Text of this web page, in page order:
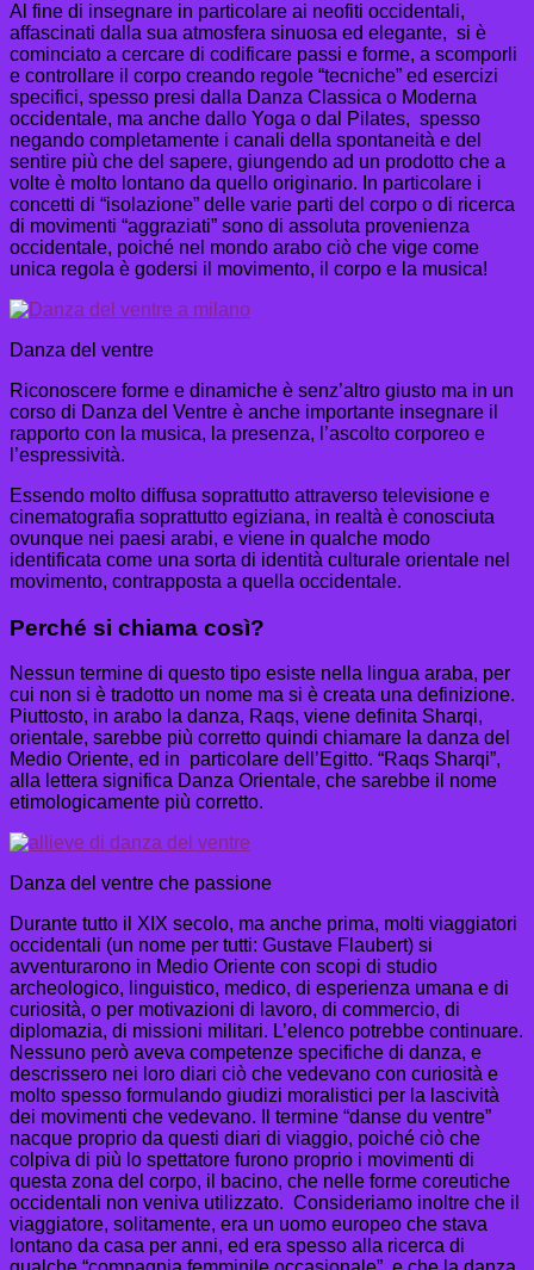
Al fine di insegnare in particolare ai neofiti occidentali,
affascinati dalla sua atmosfera sinuosa ed elegante, si è
cominciato a cercare di codificare passi e forme, a scomporli
e controllare il corpo creando regole “tecniche” ed esercizi
specifici, spesso presi dalla Danza Classica o Moderna
occidentale, ma anche dallo Yoga o dal Pilates, spesso
negando completamente i canali della spontaneità e del
sentire più che del sapere, giungendo ad un prodotto che a
volte è molto lontano da quello originario. In particolare i
concetti di “isolazione” delle varie parti del corpo o di ricerca
di movimenti “aggraziati” sono di assoluta provenienza
occidentale, poiché nel mondo arabo ciò che vige come
unica regola è godersi il movimento, il corpo e la musica!
Danza del ventre
Riconoscere forme e dinamiche è senz’altro giusto ma in un
corso di Danza del Ventre è anche importante insegnare il
rapporto con la musica, la presenza, l’ascolto corporeo e
l’espressività.
Essendo molto diffusa soprattutto attraverso televisione e
cinematografia soprattutto egiziana, in realtà è conosciuta
ovunque nei paesi arabi, e viene in qualche modo
identificata come una sorta di identità culturale orientale nel
movimento, contrapposta a quella occidentale.
Perché si chiama così?
Nessun termine di questo tipo esiste nella lingua araba, per
cui non si è tradotto un nome ma si è creata una definizione.
Piuttosto, in arabo la danza, Raqs, viene definita Sharqi,
orientale, sarebbe più corretto quindi chiamare la danza del
Medio Oriente, ed in particolare dell’Egitto. “Raqs Sharqi”,
alla lettera significa Danza Orientale, che sarebbe il nome
etimologicamente più corretto.
Danza del ventre che passione
Durante tutto il XIX secolo, ma anche prima, molti viaggiatori
occidentali (un nome per tutti: Gustave Flaubert) si
avventurarono in Medio Oriente con scopi di studio
archeologico, linguistico, medico, di esperienza umana e di
curiosità, o per motivazioni di lavoro, di commercio, di
diplomazia, di missioni militari. L’elenco potrebbe continuare.
Nessuno però aveva competenze specifiche di danza, e
descrissero nei loro diari ciò che vedevano con curiosità e
molto spesso formulando giudizi moralistici per la lascività
dei movimenti che vedevano. Il termine “danse du ventre”
nacque proprio da questi diari di viaggio, poiché ciò che
colpiva di più lo spettatore furono proprio i movimenti di
questa zona del corpo, il bacino, che nelle forme coreutiche
occidentali non veniva utilizzato. Consideriamo inoltre che il
viaggiatore, solitamente, era un uomo europeo che stava
lontano da casa per anni, ed era spesso alla ricerca di